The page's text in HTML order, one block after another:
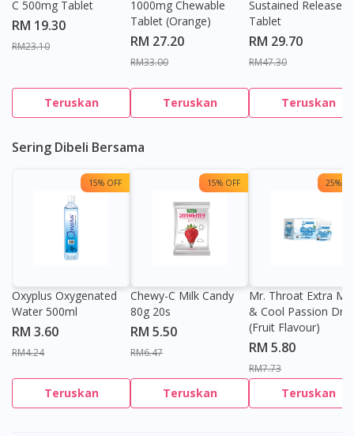
C 500mg Tablet
RM 19.30
RM23.10
Teruskan
1000mg Chewable
Tablet (Orange)
RM 27.20
RM33.00
Teruskan
Sustained Release
Tablet
RM 29.70
RM47.30
Teruskan
Sering Dibeli Bersama
15% OFF
Oxyplus Oxygenated
Water 500ml
RM 3.60
RM4.24
Teruskan
15% OFF
Chewy-C Milk Candy
80g 20s
RM 5.50
RM6.47
Teruskan
25%
Mr. Throat Extra
& Cool Passion
(Fruit Flavour)
RM 5.80
RM7.73
Teruskan